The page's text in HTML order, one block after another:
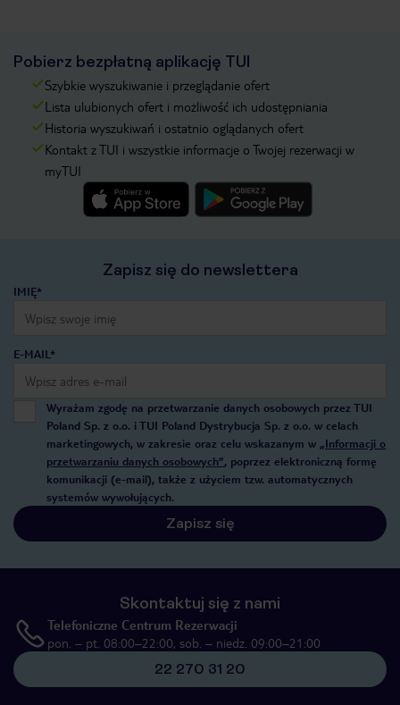
Pobierz bezpłatną aplikację TUI
Szybkie wyszukiwanie i przeglądanie ofert
Lista ulubionych ofert i możliwość ich udostępniania
Historia wyszukiwań i ostatnio oglądanych ofert
Kontakt z TUI i wszystkie informacje o Twojej rezerwacji w
myTUI
Zapisz się do newslettera
IMIĘ*
E-MAIL*
Wyrażam zgodę na przetwarzanie danych osobowych przez TUI
Poland Sp. z o.o. i TUI Poland Dystrybucja Sp. z o.o. w celach
marketingowych, w zakresie oraz celu wskazanym w „Informacji o
przetwarzaniu danych osobowych”, poprzez elektroniczną formę
komunikacji (e-mail), także z użyciem tzw. automatycznych
systemów wywołujących.
Zapisz się
Skontaktuj się z nami
Telefoniczne Centrum Rezerwacji
pon. – pt. 08:00–22:00, sob. – niedz. 09:00–21:00
22 270 31 20